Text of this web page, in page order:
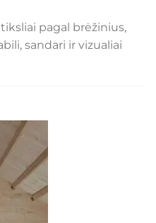
pagal brėžinius,
sandari ir vizualiai